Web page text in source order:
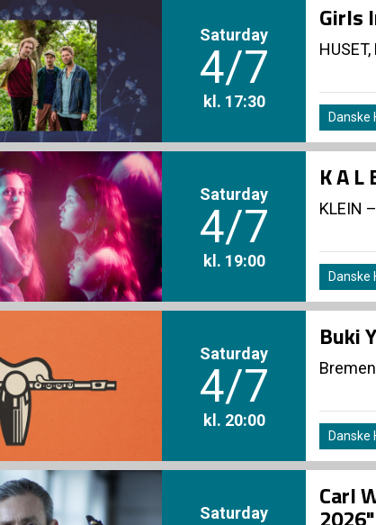
Saturday
4/7
kl. 17:30
Girls
Danske
Saturday
4/7
kl. 19:00
K A L
KLEIN
Danske
Saturday
4/7
kl. 20:00
Buki
Danske
Saturday
Carl